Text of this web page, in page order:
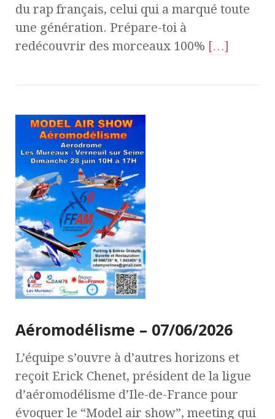
du rap français, celui qui a marqué toute
une génération. Prépare-toi à
redécouvrir des morceaux 100% […]
Aéromodélisme – 07/06/2026
L’équipe s’ouvre à d’autres horizons et
reçoit Erick Chenet, président de la ligue
d’aéromodélisme d’Ile-de-France pour
évoquer le “Model air show”, meeting qui